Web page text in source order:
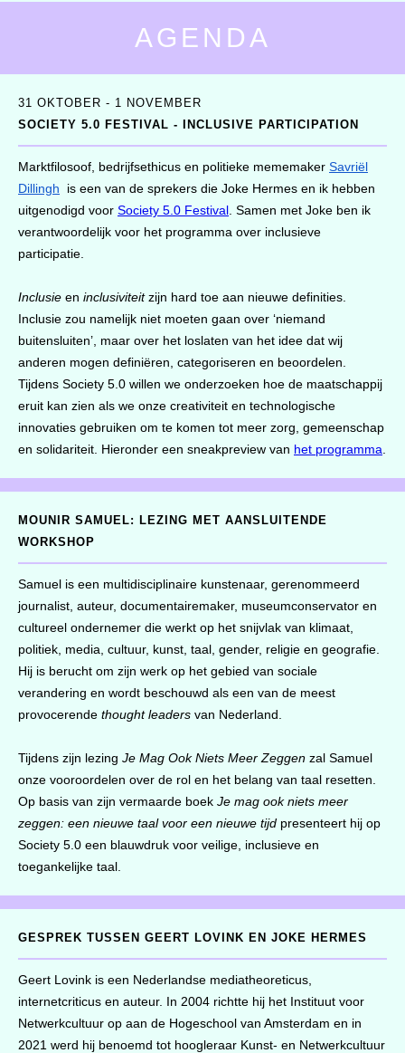
AGENDA
31 OKTOBER - 1 NOVEMBER
SOCIETY 5.0 FESTIVAL - INCLUSIVE PARTICIPATION
Marktfilosoof, bedrijfsethicus en politieke mememaker Savriël
Dillingh
is een van de sprekers die Joke Hermes en ik hebben
uitgenodigd voor Society 5.0 Festival . Samen met Joke ben ik
verantwoordelijk voor het programma over inclusieve
participatie.
Inclusie en inclusiviteitzijn hard toe aan nieuwe definities.
Inclusie zou namelijk niet moeten gaan over ‘niemand
buitensluiten’, maar over het loslaten van het idee dat wij
anderen mogen definiëren, categoriseren en beoordelen.
Tijdens Society 5.0 willen we onderzoeken hoe de maatschappij
eruit kan zien als we onze creativiteit en technologische
innovaties gebruiken om te komen tot meer zorg, gemeenschap
en solidariteit. Hieronder een sneakpreview van het programma
MOUNIR SAMUEL: LEZING MET AANSLUITENDE
WORKSHOP
Samuel is een multidisciplinaire kunstenaar, gerenommeerd
journalist, auteur, documentairemaker, museumconservator en
cultureel ondernemer die werkt op het snijvlak van klimaat,
politiek, media, cultuur, kunst, taal, gender, religie en geografie.
Hij is berucht om zijn werk op het gebied van sociale
verandering en wordt beschouwd als een van de meest
provocerende thought leaders van Nederland.
Tijdens zijn lezing Je Mag Ook Niets Meer Zeggen zal Samuel
onze vooroordelen over de rol en het belang van taal resetten.
Op basis van zijn vermaarde boek Je mag ook niets meer
zeggen: een nieuwe taal voor een nieuwe tijd presenteert hij op
Society 5.0 een blauwdruk voor veilige, inclusieve en
toegankelijke taal.
GESPREK TUSSEN GEERT LOVINK EN JOKE HERMES
Geert Lovink is een Nederlandse mediatheoreticus,
internetcriticus en auteur. In 2004 richtte hij het Instituut voor
Netwerkcultuur op aan de Hogeschool van Amsterdam en in
2021 werd hij benoemd tot hoogleraar Kunst- en Netwerkcultuur